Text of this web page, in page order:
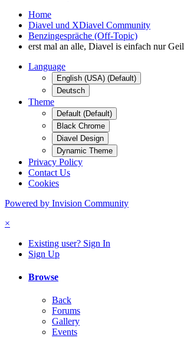
Home
Diavel und XDiavel Community
Benzingespräche (Off-Topic)
erst mal an alle, Diavel is einfach nur Geil
Language
English (USA) (Default)
Deutsch
Theme
Default (Default)
Black Chrome
Diavel Design
Dynamic Theme
Privacy Policy
Contact Us
Cookies
Powered by Invision Community
×
Existing user? Sign In
Sign Up
Browse
Back
Forums
Gallery
Events